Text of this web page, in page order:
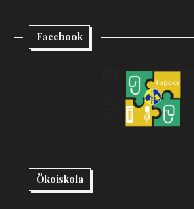
Facebook
Ökoiskola